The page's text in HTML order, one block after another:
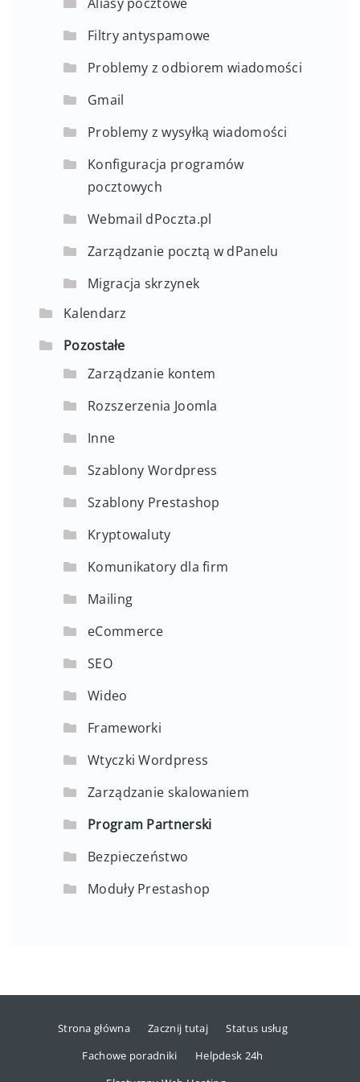
Filtry antyspamowe
Problemy z odbiorem wiadomości
Gmail
Problemy z wysyłką wiadomości
Konfiguracja programów
pocztowych
Webmail dPoczta.pl
Zarządzanie pocztą w dPanelu
Migracja skrzynek
Kalendarz
Pozostałe
Zarządzanie kontem
Rozszerzenia Joomla
Inne
Szablony Wordpress
Szablony Prestashop
Kryptowaluty
Komunikatory dla firm
Mailing
eCommerce
SEO
Wideo
Frameworki
Wtyczki Wordpress
Zarządzanie skalowaniem
Program Partnerski
Bezpieczeństwo
Moduły Prestashop
Strona główna Zacznij tutaj
Status usług
Fachowe poradniki
Helpdesk 24h